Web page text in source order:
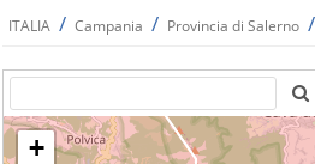
ITALIA / Campania / Provincia di Salerno /